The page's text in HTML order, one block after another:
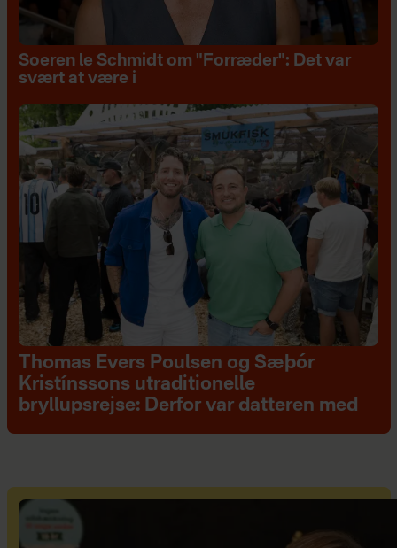
Soeren le Schmidt om "Forræder": Det var
svært at være i
Thomas Evers Poulsen og Sæþór
Kristínssons utraditionelle
bryllupsrejse: Derfor var datteren med